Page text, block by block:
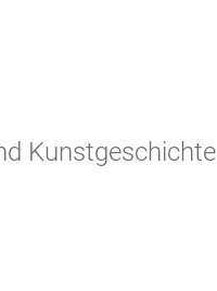
Kunstgeschichte